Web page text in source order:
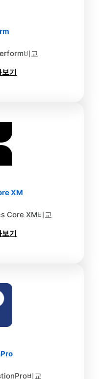
비교
보기
XM
Core XM비교
보기
비교